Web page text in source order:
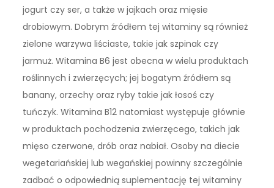
jogurt czy ser, a także w jajkach oraz mięsie
drobiowym. Dobrym źródłem tej witaminy są również
zielone warzywa liściaste, takie jak szpinak czy
jarmuż. Witamina B6 jest obecna w wielu produktach
roślinnych i zwierzęcych; jej bogatym źródłem są
banany, orzechy oraz ryby takie jak łosoś czy
tuńczyk. Witamina B12 natomiast występuje głównie
w produktach pochodzenia zwierzęcego, takich jak
mięso czerwone, drób oraz nabiał. Osoby na diecie
wegetariańskiej lub wegańskiej powinny szczególnie
zadbać o odpowiednią suplementację tej witaminy